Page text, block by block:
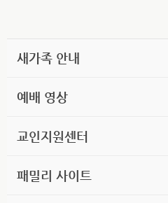
새가족 안내
예배 영상
교인지원센터
패밀리 사이트